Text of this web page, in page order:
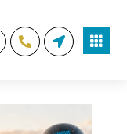
  